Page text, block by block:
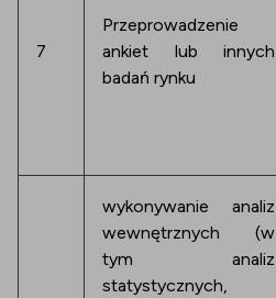
7
Przeprowadzenie
ankiet lub innych
badań rynku
wykonywanie analiz
wewnętrznych (w
tym analiz
statystycznych,